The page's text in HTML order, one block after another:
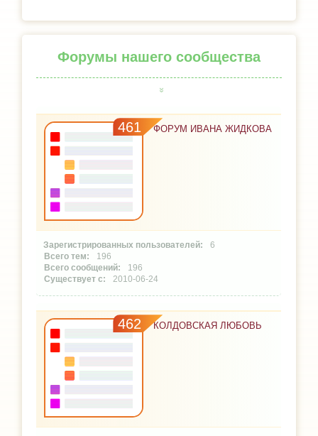
Форумы нашего сообщества
461 ФОРУМ ИВАНА ЖИДКОВА
6
196
196
2010-06-24
462 КОЛДОВСКАЯ ЛЮБОВЬ